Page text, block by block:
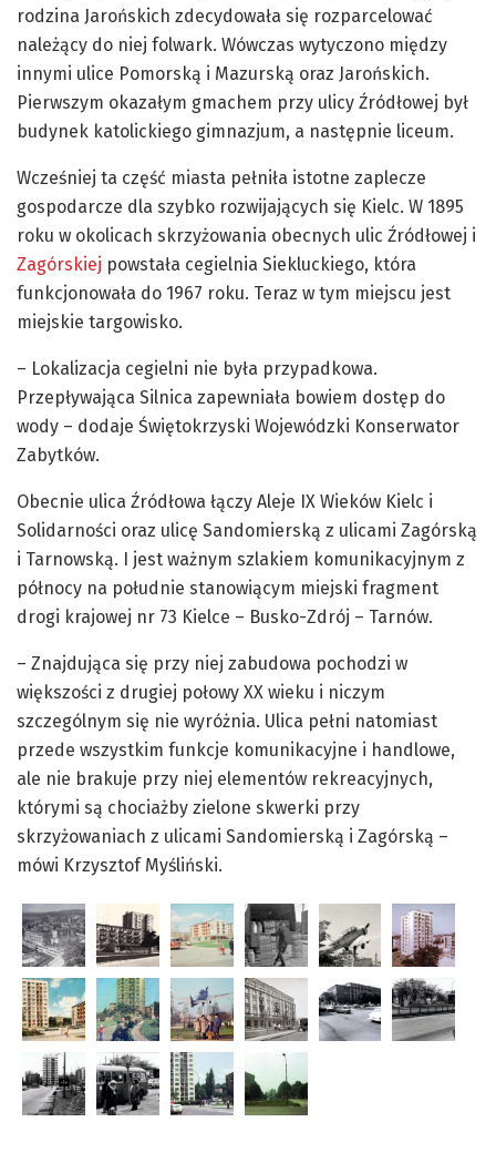
rodzina Jarońskich zdecydowała się rozparcelować
należący do niej folwark. Wówczas wytyczono między
innymi ulice Pomorską i Mazurską oraz Jarońskich.
Pierwszym okazałym gmachem przy ulicy Źródłowej był
budynek katolickiego gimnazjum, a następnie liceum.
Wcześniej ta część miasta pełniła istotne zaplecze
gospodarcze dla szybko rozwijających się Kielc. W 1895
roku w okolicach skrzyżowania obecnych ulic Źródłowej i
Zagórskiej powstała cegielnia Siekluckiego, która
funkcjonowała do 1967 roku. Teraz w tym miejscu jest
miejskie targowisko.
– Lokalizacja cegielni nie była przypadkowa.
Przepływająca Silnica zapewniała bowiem dostęp do
wody – dodaje Świętokrzyski Wojewódzki Konserwator
Zabytków.
Obecnie ulica Źródłowa łączy Aleje IX Wieków Kielc i
Solidarności oraz ulicę Sandomierską z ulicami Zagórską
i Tarnowską. I jest ważnym szlakiem komunikacyjnym z
północy na południe stanowiącym miejski fragment
drogi krajowej nr 73 Kielce – Busko-Zdrój – Tarnów.
– Znajdująca się przy niej zabudowa pochodzi w
większości z drugiej połowy XX wieku i niczym
szczególnym się nie wyróżnia. Ulica pełni natomiast
przede wszystkim funkcje komunikacyjne i handlowe,
ale nie brakuje przy niej elementów rekreacyjnych,
którymi są chociażby zielone skwerki przy
skrzyżowaniach z ulicami Sandomierską i Zagórską –
mówi Krzysztof Myśliński.